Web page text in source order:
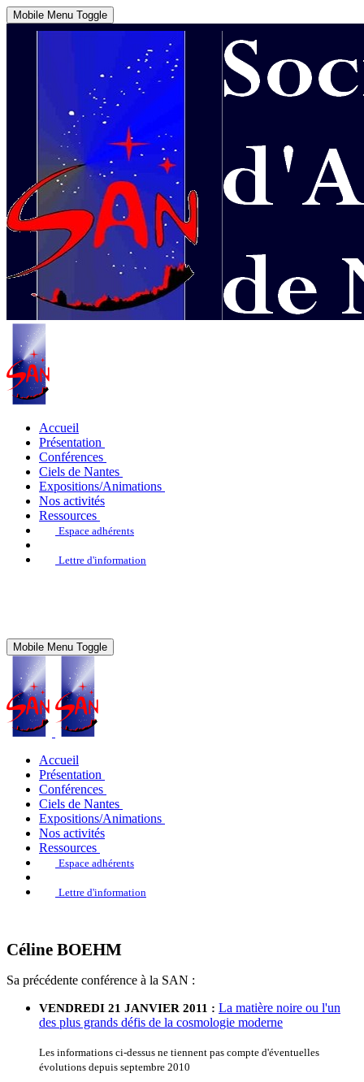
Mobile Menu Toggle
Accueil
Présentation
Conférences
Ciels de Nantes
Expositions/Animations
Nos activités
Ressources
Espace adhérents
Lettre d'information
Mobile Menu Toggle
Accueil
Présentation
Conférences
Ciels de Nantes
Expositions/Animations
Nos activités
Ressources
Espace adhérents
Lettre d'information
Céline BOEHM
Sa précédente conférence à la SAN :
VENDREDI 21 JANVIER 2011 : La matière noire ou l'un
des plus grands défis de la cosmologie moderne
Les informations ci-dessus ne tiennent pas compte d'éventuelles
évolutions depuis septembre 2010